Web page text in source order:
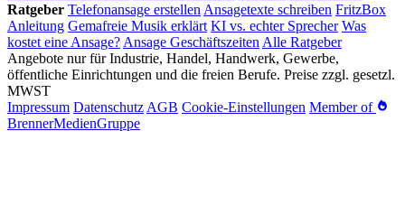
Ratgeber Telefonansage erstellen Ansagetexte schreiben FritzBox
Anleitung Gemafreie Musik erklärt KI vs. echter Sprecher Was
kostet eine Ansage? Ansage Geschäftszeiten Alle Ratgeber
Angebote nur für Industrie, Handel, Handwerk, Gewerbe,
öffentliche Einrichtungen und die freien Berufe. Preise zzgl. gesetzl.
MWST
Impressum Datenschutz AGB Cookie-Einstellungen Member of
BrennerMedienGruppe